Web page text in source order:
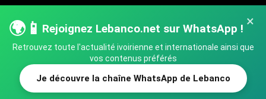
SHARE TWEET
×
🌍📱 Rejoignez Lebanco.net sur WhatsApp !
Retrouvez toute l'actualité ivoirienne et internationale ainsi que
vos contenus préférés
Je découvre la chaîne WhatsApp de Lebanco
réservés - All rights reserved.